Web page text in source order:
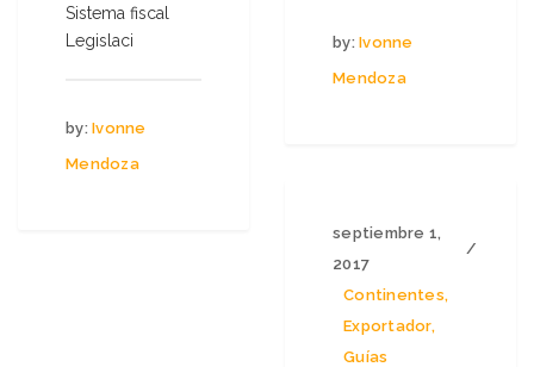
Sistema fiscal
Legislaci
by:Ivonne
Mendoza
by:Ivonne
Mendoza
septiembre 1,
2017
Continentes,
Exportador,
Guías